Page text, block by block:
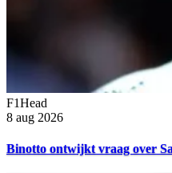
F1Head
8 aug 2026
Binotto ontwijkt vraag over